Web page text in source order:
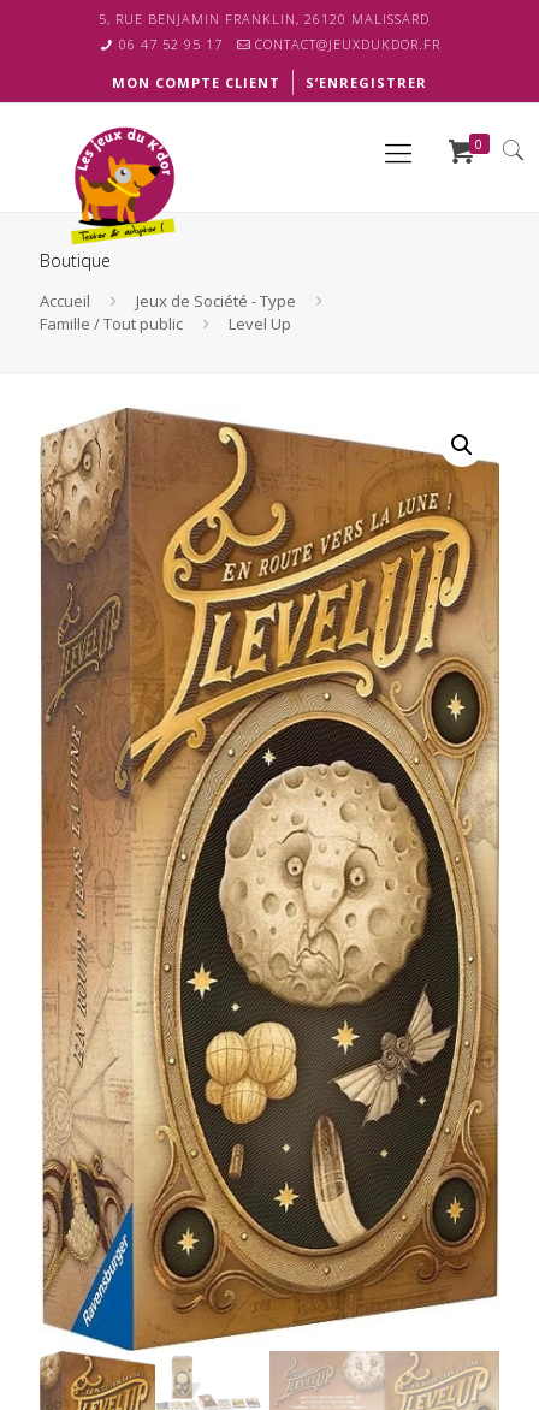
5, RUE BENJAMIN FRANKLIN, 26120 MALISSARD
06 47 52 95 17
CONTACT@JEUXDUKDOR.FR
MON COMPTE CLIENT S’ENREGISTRER
0
Boutique
Accueil
Jeux de Société - Type
Famille / Tout public
Level Up